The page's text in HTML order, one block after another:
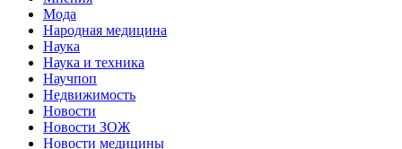
Мода
Народная медицина
Наука
Наука и техника
Научпоп
Недвижимость
Новости
Новости ЗОЖ
Новости медицины